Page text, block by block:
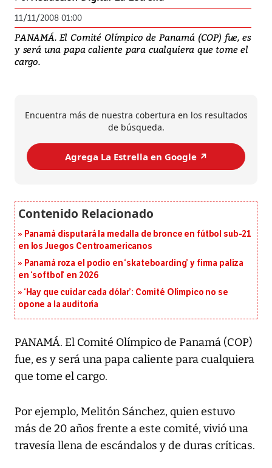
11/11/2008 01:00
PANAMÁ. El Comité Olímpico de Panamá (COP) fue, es
y será una papa caliente para cualquiera que tome el
cargo.
Encuentra más de nuestra cobertura en los resultados
de búsqueda.
Agrega La Estrella en Google ↗️
Panamá disputará la medalla de bronce en fútbol sub-21
en los Juegos Centroamericanos
Panamá roza el podio en ‘skateboarding’ y firma paliza
en ‘softbol’ en 2026
‘Hay que cuidar cada dólar’: Comité Olímpico no se
opone a la auditoría
PANAMÁ. El Comité Olímpico de Panamá (COP)
fue, es y será una papa caliente para cualquiera
que tome el cargo.
Por ejemplo, Melitón Sánchez, quien estuvo
más de 20 años frente a este comité, vivió una
travesía llena de escándalos y de duras críticas.